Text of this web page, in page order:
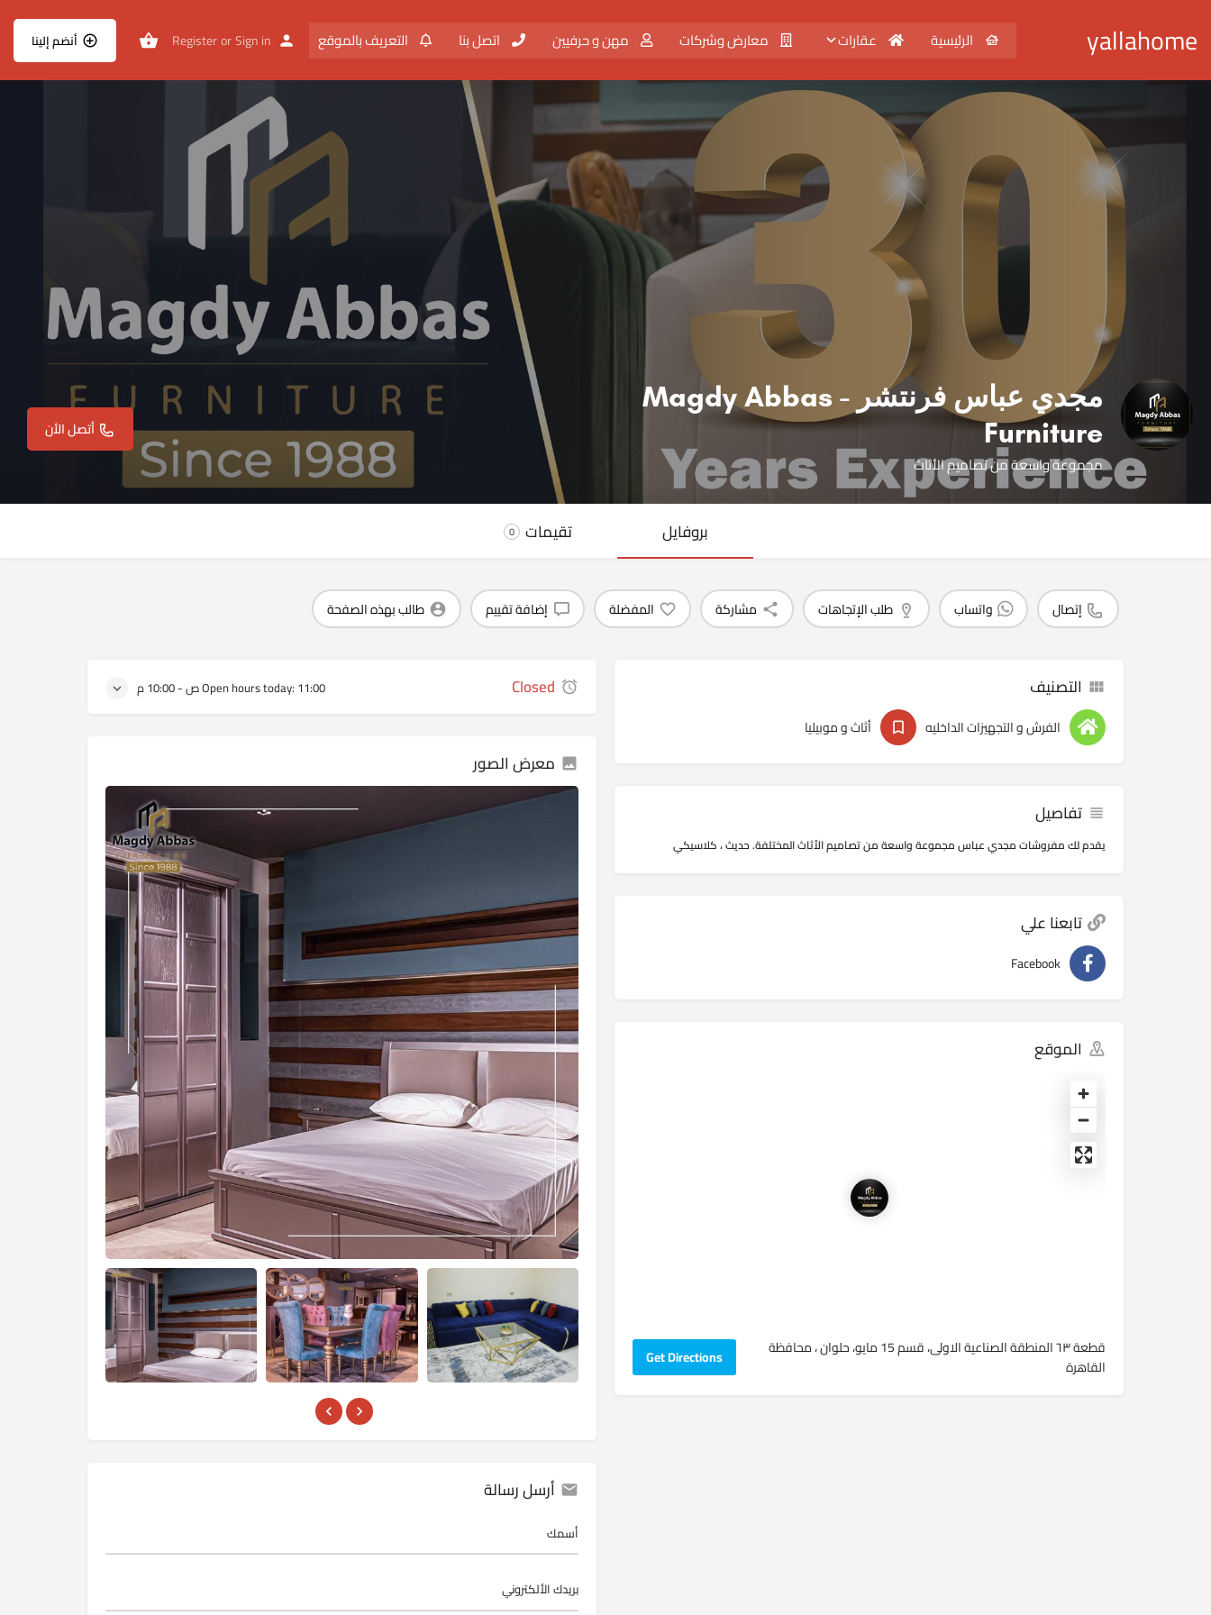
yallahome الرئيسية عقارات معارض وشركات مهن و حرفيين اتصل بنا التعريف بالموقع Sign in
or
Register أنضم إلينا
مجدي عباس فرنتشر - Magdy Abbas
Furniture
مجموعة واسعة من تصاميم الأثاث
أتصل الأن
بروفايل تقيمات 0
إتصال واتساب طلب الإتجاهات مشاركة المفضلة إضافة تقييم طالب بهذه الصفحة
التصنيف
الفرش و التجهيزات الداخليه أثاث و موبيليا
تفاصيل
يقدم لك مفروشات مجدي عباس مجموعة واسعة من تصاميم الأثاث المختلفة. حديث ، كلاسيكي
تابعنا علي
Facebook
الموقع
قطعة ٦٣ المنطقة الصناعية الاولى، قسم 15 مايو، حلوان ، محافظة
القاهرة‬
Get Directions
Closed
Open hours today: 11:00 ص - 10:00 م
معرض الصور
أرسل رسالة